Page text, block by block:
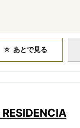
あとで見る